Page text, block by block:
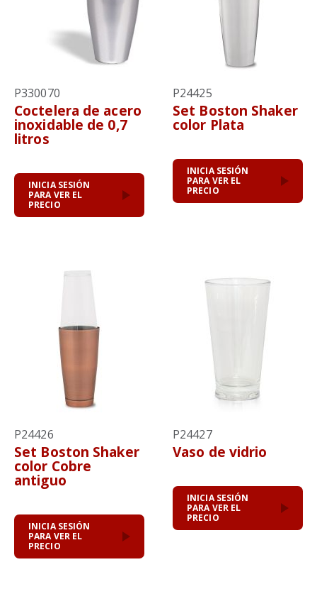
P330070
Coctelera de acero
inoxidable de 0,7
litros
INICIA SESIÓN
PARA VER EL
PRECIO
P24425
Set Boston Shaker
color Plata
INICIA SESIÓN
PARA VER EL
PRECIO
P24426
Set Boston Shaker
color Cobre
antiguo
INICIA SESIÓN
PARA VER EL
PRECIO
P24427
Vaso de vidrio
INICIA SESIÓN
PARA VER EL
PRECIO